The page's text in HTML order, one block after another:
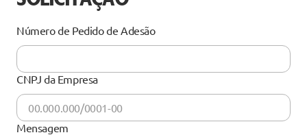
Número de Pedido de Adesão
CNPJ da Empresa
Mensagem